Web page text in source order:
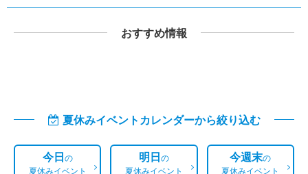
おすすめ情報
夏休みイベントカレンダーから絞り込む
今日の
夏休みイベント
明日の
夏休みイベント
今週末の
夏休みイベント